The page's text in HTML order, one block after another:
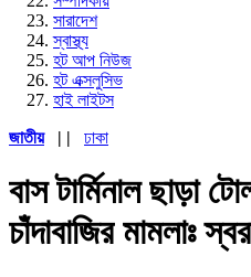
সারাদেশ
স্বাস্থ্য
হট আপ নিউজ
হট এক্সলুসিভ
হাই লাইটস
জাতীয়
| | ঢাকা
বাস টার্মিনাল ছাড়া
চাঁদাবাজির মামলাঃ